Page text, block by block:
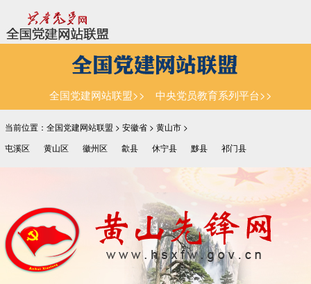
全国党建网站联盟>> 中央党员教育系列平台>>
当前位置：全国党建网站联盟 > 安徽省 > 黄山市 >
屯溪区
黄山区 徽州区 歙县 休宁县 黟县 祁门县